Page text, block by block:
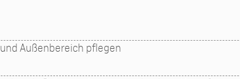
Außenbereich pflegen